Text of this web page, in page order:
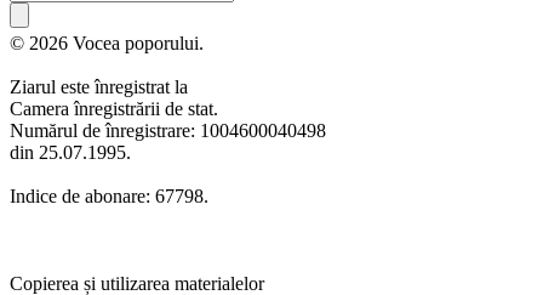
© 2026 Vocea poporului.
Ziarul este înregistrat la
Camera înregistrării de stat.
Numărul de înregistrare: 1004600040498
din 25.07.1995.
Indice de abonare: 67798.
Copierea și utilizarea materialelor